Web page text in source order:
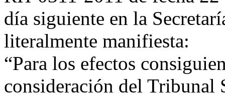
día siguiente en la
literalmente manifiesta:
“Para los efectos
consideración del Tribunal